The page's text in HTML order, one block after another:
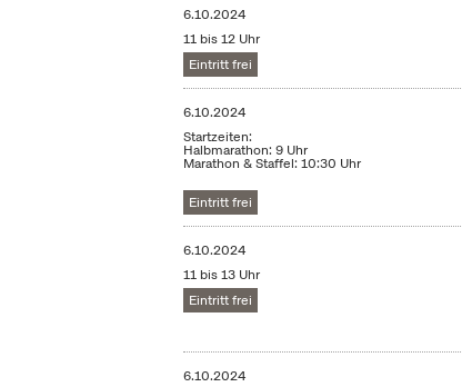
6.10.2024
11 bis 12 Uhr
Eintritt frei
6.10.2024
Startzeiten:
Halbmarathon: 9 Uhr
Marathon & Staffel: 10:30 Uhr
Eintritt frei
6.10.2024
11 bis 13 Uhr
Eintritt frei
6.10.2024